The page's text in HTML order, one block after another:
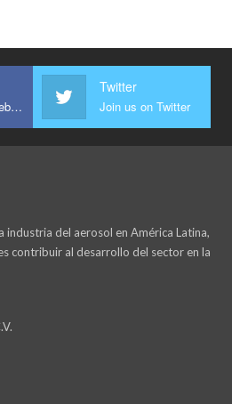
Join us on Facebook
Twitter
Join us on Twitter
industria del aerosol en América Latina,
contribuir al desarrollo del sector en la